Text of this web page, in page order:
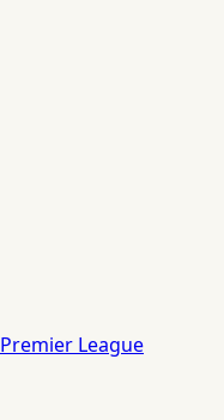
Premier League